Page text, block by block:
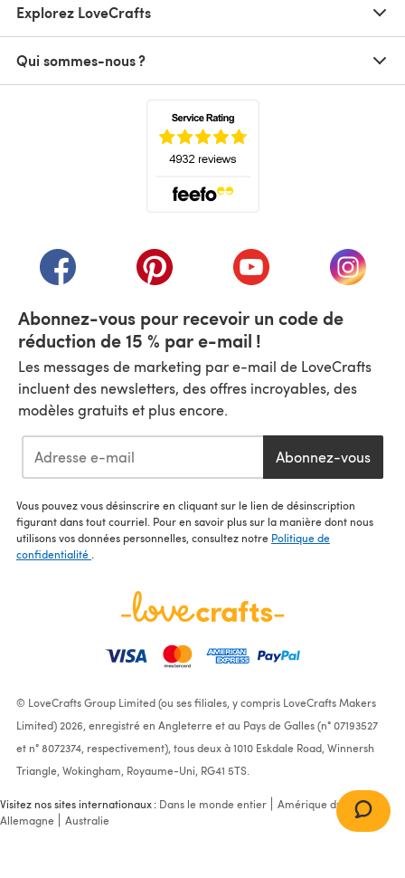
Explorez LoveCrafts
Qui sommes-nous ?
(s'ouvre dans un nouvel onglet)
(s'ouvre dans un nouvel onglet)
(s'ouvre dans un(s'ouvre
Abonnez-vous pour recevoir un code de
réduction de 15 % par e-mail !
Les messages de marketing par e-mail de LoveCrafts
incluent des newsletters, des offres incroyables, des
modèles gratuits et plus encore.
Abonnez-vous
Vous pouvez vous désinscrire en cliquant sur le lien de désinscription
figurant dans tout courriel. Pour en savoir plus sur la manière dont nous
utilisons vos données personnelles, consultez notre Politique de
confidentialité
© LoveCrafts Group Limited (ou ses filiales, y compris LoveCrafts Makers
Limited) 2026, enregistré en Angleterre et au Pays de Galles (n° 07193527
et n° 8072374, respectivement), tous deux à 1010 Eskdale Road, Winnersh
Triangle, Wokingham, Royaume-Uni, RG41 5TS.
Visitez nos sites internationaux : Dans le monde entier
Amérique du Nord
Allemagne
Australie